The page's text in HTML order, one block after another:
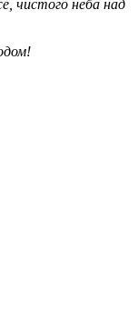
чистого неба над